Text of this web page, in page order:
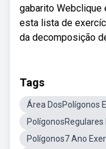
gabarito
esta lista de
da decomposição
Tags
Área DosPolígonos
PolígonosRegulares
Polígonos7 Ano